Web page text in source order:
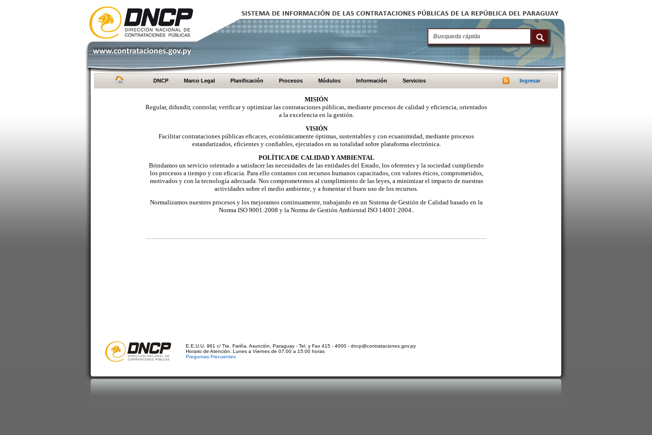
DNCP Marco Legal Planificación Procesos Módulos Información Servicios Ingresar
MISIÓN
Regular, difundir, controlar, verificar y optimizar las contrataciones públicas, mediante procesos de calidad y eficiencia, orientados
a la excelencia en la gestión.
VISIÓN
Facilitar contrataciones públicas eficaces, económicamente óptimas, sustentables y con ecuanimidad, mediante procesos
estandarizados, eficientes y confiables, ejecutados en su totalidad sobre plataforma electrónica.
POLÍTICA DE CALIDAD Y AMBIENTAL
Brindamos un servicio orientado a satisfacer las necesidades de las entidades del Estado, los oferentes y la sociedad cumpliendo
los procesos a tiempo y con eficacia. Para ello contamos con recursos humanos capacitados, con valores éticos, comprometidos,
motivados y con la tecnología adecuada. Nos comprometemos al cumplimiento de las leyes, a minimizar el impacto de nuestras
actividades sobre el medio ambiente, y a fomentar el buen uso de los recursos.
Normalizamos nuestros procesos y los mejoramos continuamente, trabajando en un Sistema de Gestión de Calidad basado en la
Norma ISO 9001:2008 y la Norma de Gestión Ambiental ISO 14001:2004..
E.E.U.U. 961 c/ Tte. Fariña. Asunción, Paraguay - Tel. y Fax 415 - 4000 - dncp@contrataciones.gov.py
Horario de Atención: Lunes a Viernes de 07:00 a 15:00 horas
Preguntas Frecuentes